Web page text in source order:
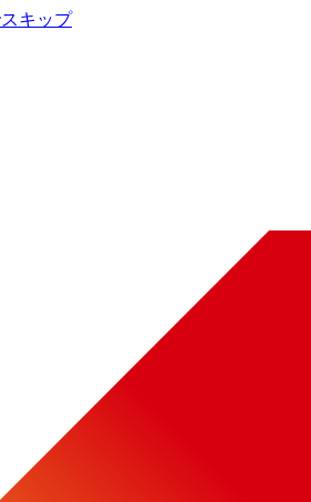
キップ